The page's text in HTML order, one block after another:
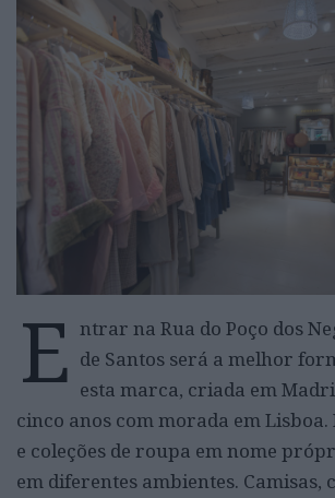
E ntrar na Rua do Poço dos
de Santos será a melhor
esta marca, criada em
cinco anos com morada em
e coleções de roupa em nome
em diferentes ambientes. Camisas,